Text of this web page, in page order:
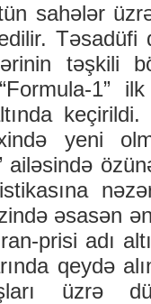
sahələr
Təsadüfi
təşkili
1” ilk
keçirildi.
yeni
ailəsində
əsasən
prisi adı
qeydə
üzrə